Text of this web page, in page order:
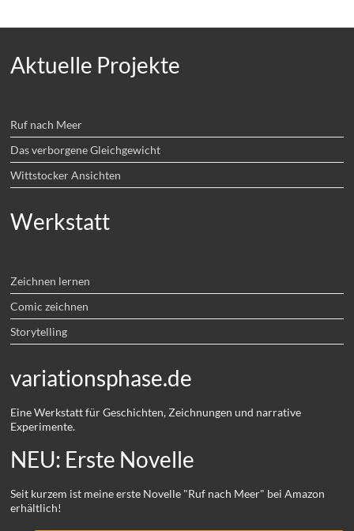
Aktuelle Projekte
Ruf nach Meer
Das verborgene Gleichgewicht
Wittstocker Ansichten
Werkstatt
Zeichnen lernen
Comic zeichnen
Storytelling
variationsphase.de
Eine Werkstatt für Geschichten, Zeichnungen und narrative
Experimente.
NEU: Erste Novelle
Seit kurzem ist meine erste Novelle "Ruf nach Meer" bei Amazon
erhältlich!